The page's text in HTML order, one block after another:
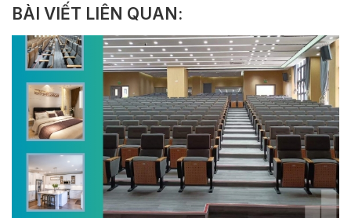
BÀI VIẾT LIÊN QUAN: